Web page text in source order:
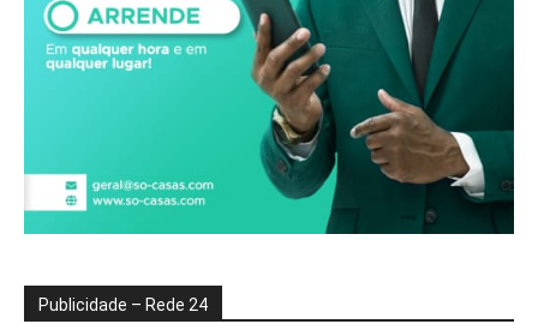
Publicidade – Rede 24